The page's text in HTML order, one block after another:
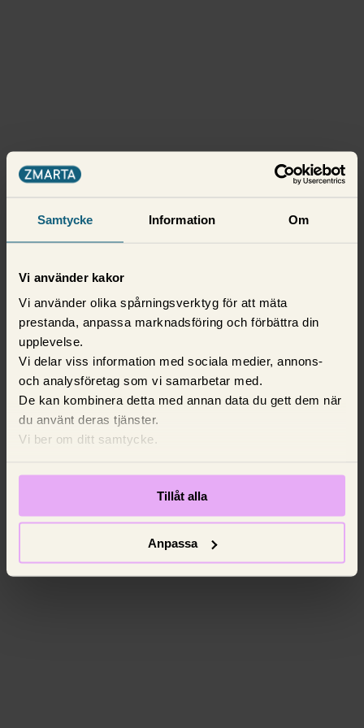
Samtycke Information Om
Vi använder kakor
Vi använder olika spårningsverktyg för att mäta
prestanda, anpassa marknadsföring och förbättra din
upplevelse.
Vi delar viss information med sociala medier, annons-
och analysföretag som vi samarbetar med.
De kan kombinera detta med annan data du gett dem när
du använt deras tjänster.
Vi ber om ditt samtycke.
Tillåt alla
Anpassa